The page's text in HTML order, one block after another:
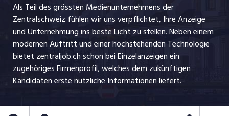
Als Teil des grössten Medienunternehmens der
Zentralschweiz fühlen wir uns verpflichtet, Ihre Anzeige
und Unternehmung ins beste Licht zu stellen. Neben einem
modernen Auftritt und einer hochstehenden Technologie
bietet zentraljob.ch schon bei Einzelanzeigen ein
zugehöriges Firmenprofil, welches dem zukünftigen
Kandidaten erste nützliche Informationen liefert.